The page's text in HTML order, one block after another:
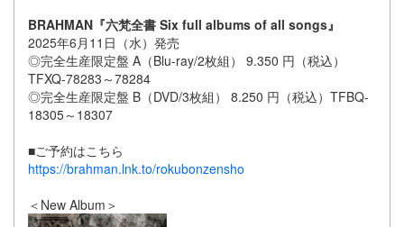
BRAHMAN『六梵全書 Six full albums of all songs』
2025年6月11日（水）発売
◎完全生産限定盤 A（Blu-ray/2枚組） 9.350 円（税込）
TFXQ-78283～78284
◎完全生産限定盤 B（DVD/3枚組） 8.250 円（税込）TFBQ-
18305～18307
■ご予約はこちら
https://brahman.lnk.to/rokubonzensho
＜New Album＞